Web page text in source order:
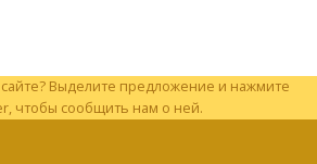
Выделите предложение и нажмите
чтобы сообщить нам о ней.